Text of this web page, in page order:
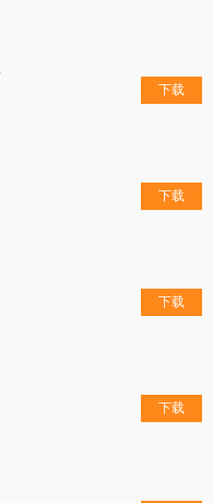
下载
下载
下载
下载